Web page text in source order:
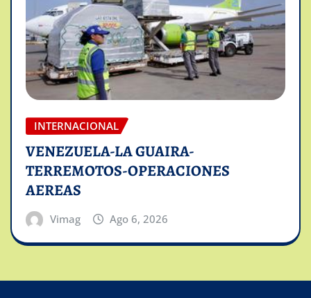
INTERNACIONAL
VENEZUELA-LA GUAIRA-
TERREMOTOS-OPERACIONES
AEREAS
Vimag Ago 6, 2026